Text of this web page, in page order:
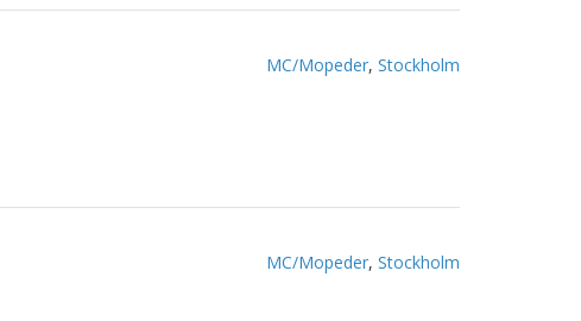
MC/Mopeder, Stockholm
MC/Mopeder, Stockholm